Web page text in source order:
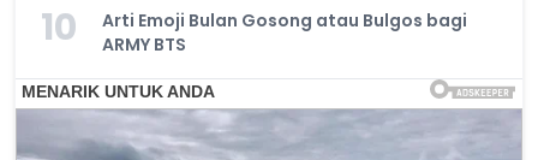
10
Arti Emoji Bulan Gosong atau Bulgos bagi
ARMY BTS